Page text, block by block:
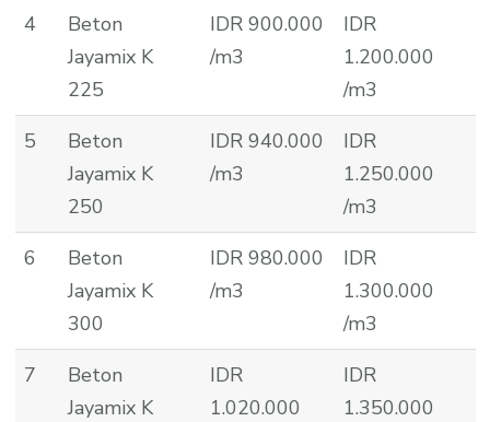
4
Beton
Jayamix K
225
IDR 900.000
/m3
IDR
1.200.000
/m3
5
Beton
Jayamix K
250
IDR 940.000
/m3
IDR
1.250.000
/m3
6
Beton
Jayamix K
300
IDR 980.000
/m3
IDR
1.300.000
/m3
7
Beton
Jayamix K
IDR
1.020.000
IDR
1.350.000